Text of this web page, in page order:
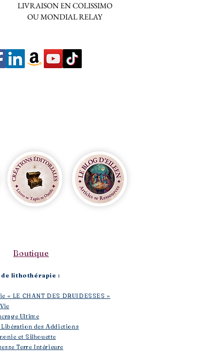
LIVRAISON EN COLISSIMO
OU MONDIAL RELAY
Boutique​
lithothérapie :
« LE CHANT DES DRUIDESSES »
Ultime
Libération des Addictions
et Silhouette
Terre Intérieure